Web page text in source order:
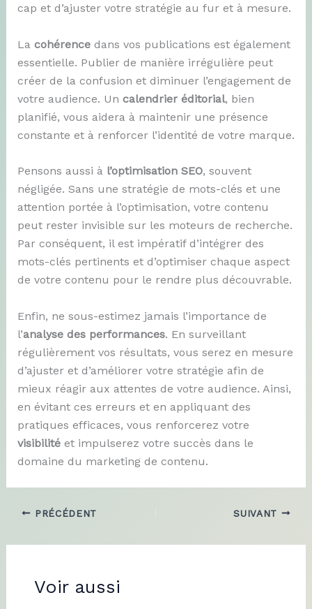
cap et d’ajuster votre stratégie au fur et à mesure.
La cohérencedans vos publications est également
essentielle. Publier de manière irrégulière peut
créer de la confusion et diminuer l’engagement de
votre audience. Un calendrier éditorial, bien
planifié, vous aidera à maintenir une présence
constante et à renforcer l’identité de votre marque.
Pensons aussi à l’optimisation SEO, souvent
négligée. Sans une stratégie de mots-clés et une
attention portée à l’optimisation, votre contenu
peut rester invisible sur les moteurs de recherche.
Par conséquent, il est impératif d’intégrer des
mots-clés pertinents et d’optimiser chaque aspect
de votre contenu pour le rendre plus découvrable.
Enfin, ne sous-estimez jamais l’importance de
l’analyse des performances. En surveillant
régulièrement vos résultats, vous serez en mesure
d’ajuster et d’améliorer votre stratégie afin de
mieux réagir aux attentes de votre audience. Ainsi,
en évitant ces erreurs et en appliquant des
pratiques efficaces, vous renforcerez votre
visibilitéet impulserez votre succès dans le
domaine du marketing de contenu.
PRÉCÉDENT SUIVANT
Voir aussi